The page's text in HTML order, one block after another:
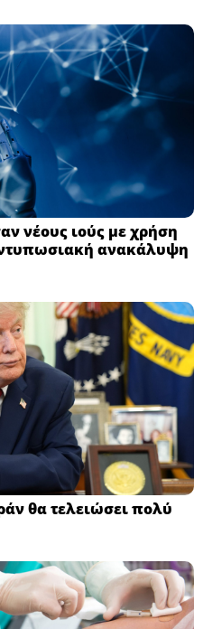
νέους ιούς με χρήση
ανακάλυψη
θα τελειώσει πολύ